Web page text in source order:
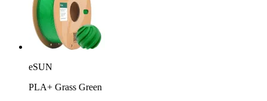
eSUN
PLA+ Grass Green